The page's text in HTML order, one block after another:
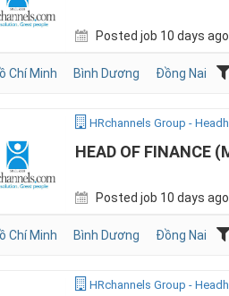
Posted job 10 days ago
Chí Minh Bình Dương Đồng Nai
HRchannels Group -
HEAD OF FINANCE
Posted job 10 days ago
Chí Minh Bình Dương Đồng Nai
HRchannels Group -